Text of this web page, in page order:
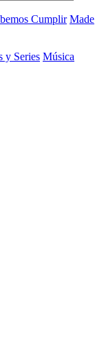
Cumplir Made
y Series Música